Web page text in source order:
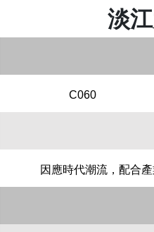
淡
C060
因應時代潮流，配合